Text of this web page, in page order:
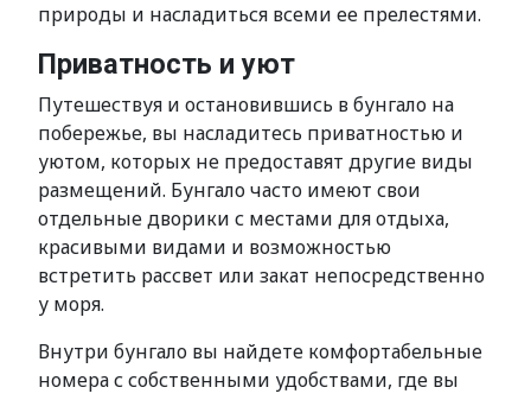
природы и насладиться всеми ее прелестями.
Приватность и уют
Путешествуя и остановившись в бунгало на
побережье, вы насладитесь приватностью и
уютом, которых не предоставят другие виды
размещений. Бунгало часто имеют свои
отдельные дворики с местами для отдыха,
красивыми видами и возможностью
встретить рассвет или закат непосредственно
у моря.
Внутри бунгало вы найдете комфортабельные
номера с собственными удобствами, где вы